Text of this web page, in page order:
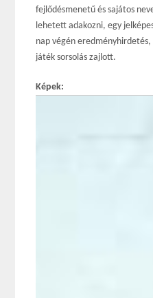
fejlődésmenetű és sajátos
lehetett adakozni, egy
nap végén
játék sorsolás zajlott.
Képek: